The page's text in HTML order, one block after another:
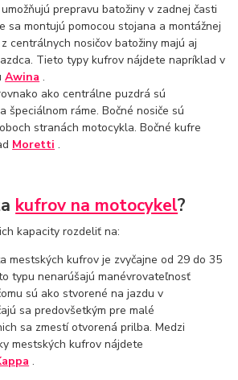
prepravu batožiny v zadnej časti
sa montujú pomocou stojana a montážnej
centrálnych nosičov batožiny majú aj
Tieto typy kufrov nájdete napríklad v
Awina .
ako centrálne puzdrá sú
špeciálnom ráme. Bočné nosiče sú
stranách motocykla. Bočné kufre
Moretti .
kufrov na motocykel?
kapacity rozdeliť na:
mestských kufrov je zvyčajne od 29 do 35
typu nenarúšajú manévrovateľnosť
sú ako stvorené na jazdu v
sa predovšetkým pre malé
sa zmestí otvorená prilba. Medzi
mestských kufrov nájdete
.